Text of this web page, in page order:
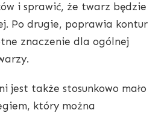
i sprawić, że twarz będzie
Po drugie, poprawia kontur
znaczenie dla ogólnej
jest także stosunkowo mało
który można